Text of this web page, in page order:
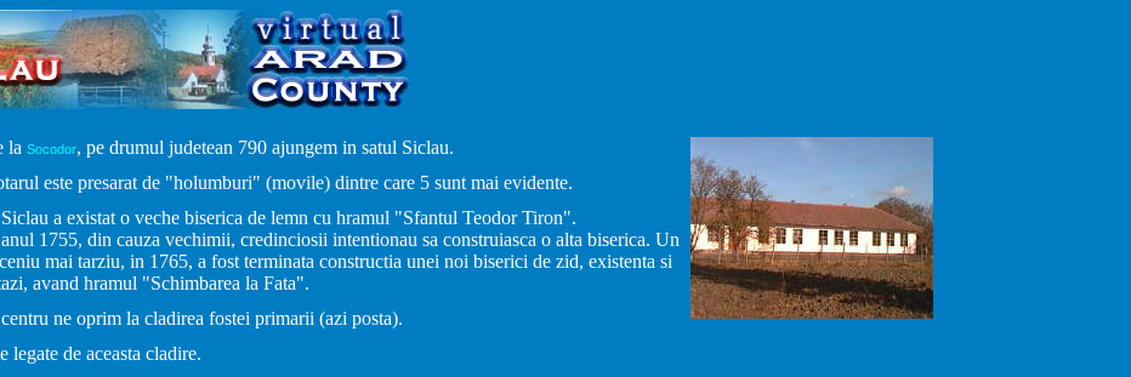
la Socodor, pe drumul judetean 790 ajungem in satul Siclau.
este presarat de "holumburi" (movile) dintre care 5 sunt mai evidente.
a existat o veche biserica de lemn cu hramul "Sfantul Teodor Tiron".
1755, din cauza vechimii, credinciosii intentionau sa construiasca o alta biserica. Un
mai tarziu, in 1765, a fost terminata constructia unei noi biserici de zid, existenta si
avand hramul "Schimbarea la Fata".
ne oprim la cladirea fostei primarii (azi posta).
legate de aceasta cladire.